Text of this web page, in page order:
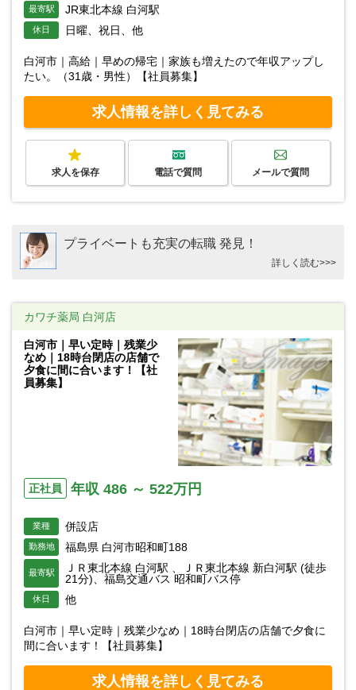
最寄駅 JR東北本線 白河駅
休日 日曜、祝日、他
白河市｜高給｜早めの帰宅｜家族も増えたので年収アップし
たい。（31歳・男性）【社員募集】
求人情報を詳しく見てみる
求人を保存 電話で質問 メールで質問
プライベートも充実の転職 発見！
詳しく読む>>>
カワチ薬局 白河店
白河市｜早い定時｜残業少
なめ｜18時台閉店の店舗で
夕食に間に合います！【社
員募集】
正社員 年収 486 ～ 522万円
業種 併設店
勤務地 福島県 白河市昭和町188
最寄駅
ＪＲ東北本線 白河駅 、ＪＲ東北本線 新白河駅 (徒歩
21分)、福島交通バス 昭和町バス停
休日 他
白河市｜早い定時｜残業少なめ｜18時台閉店の店舗で夕食に
間に合います！【社員募集】
求人情報を詳しく見てみる